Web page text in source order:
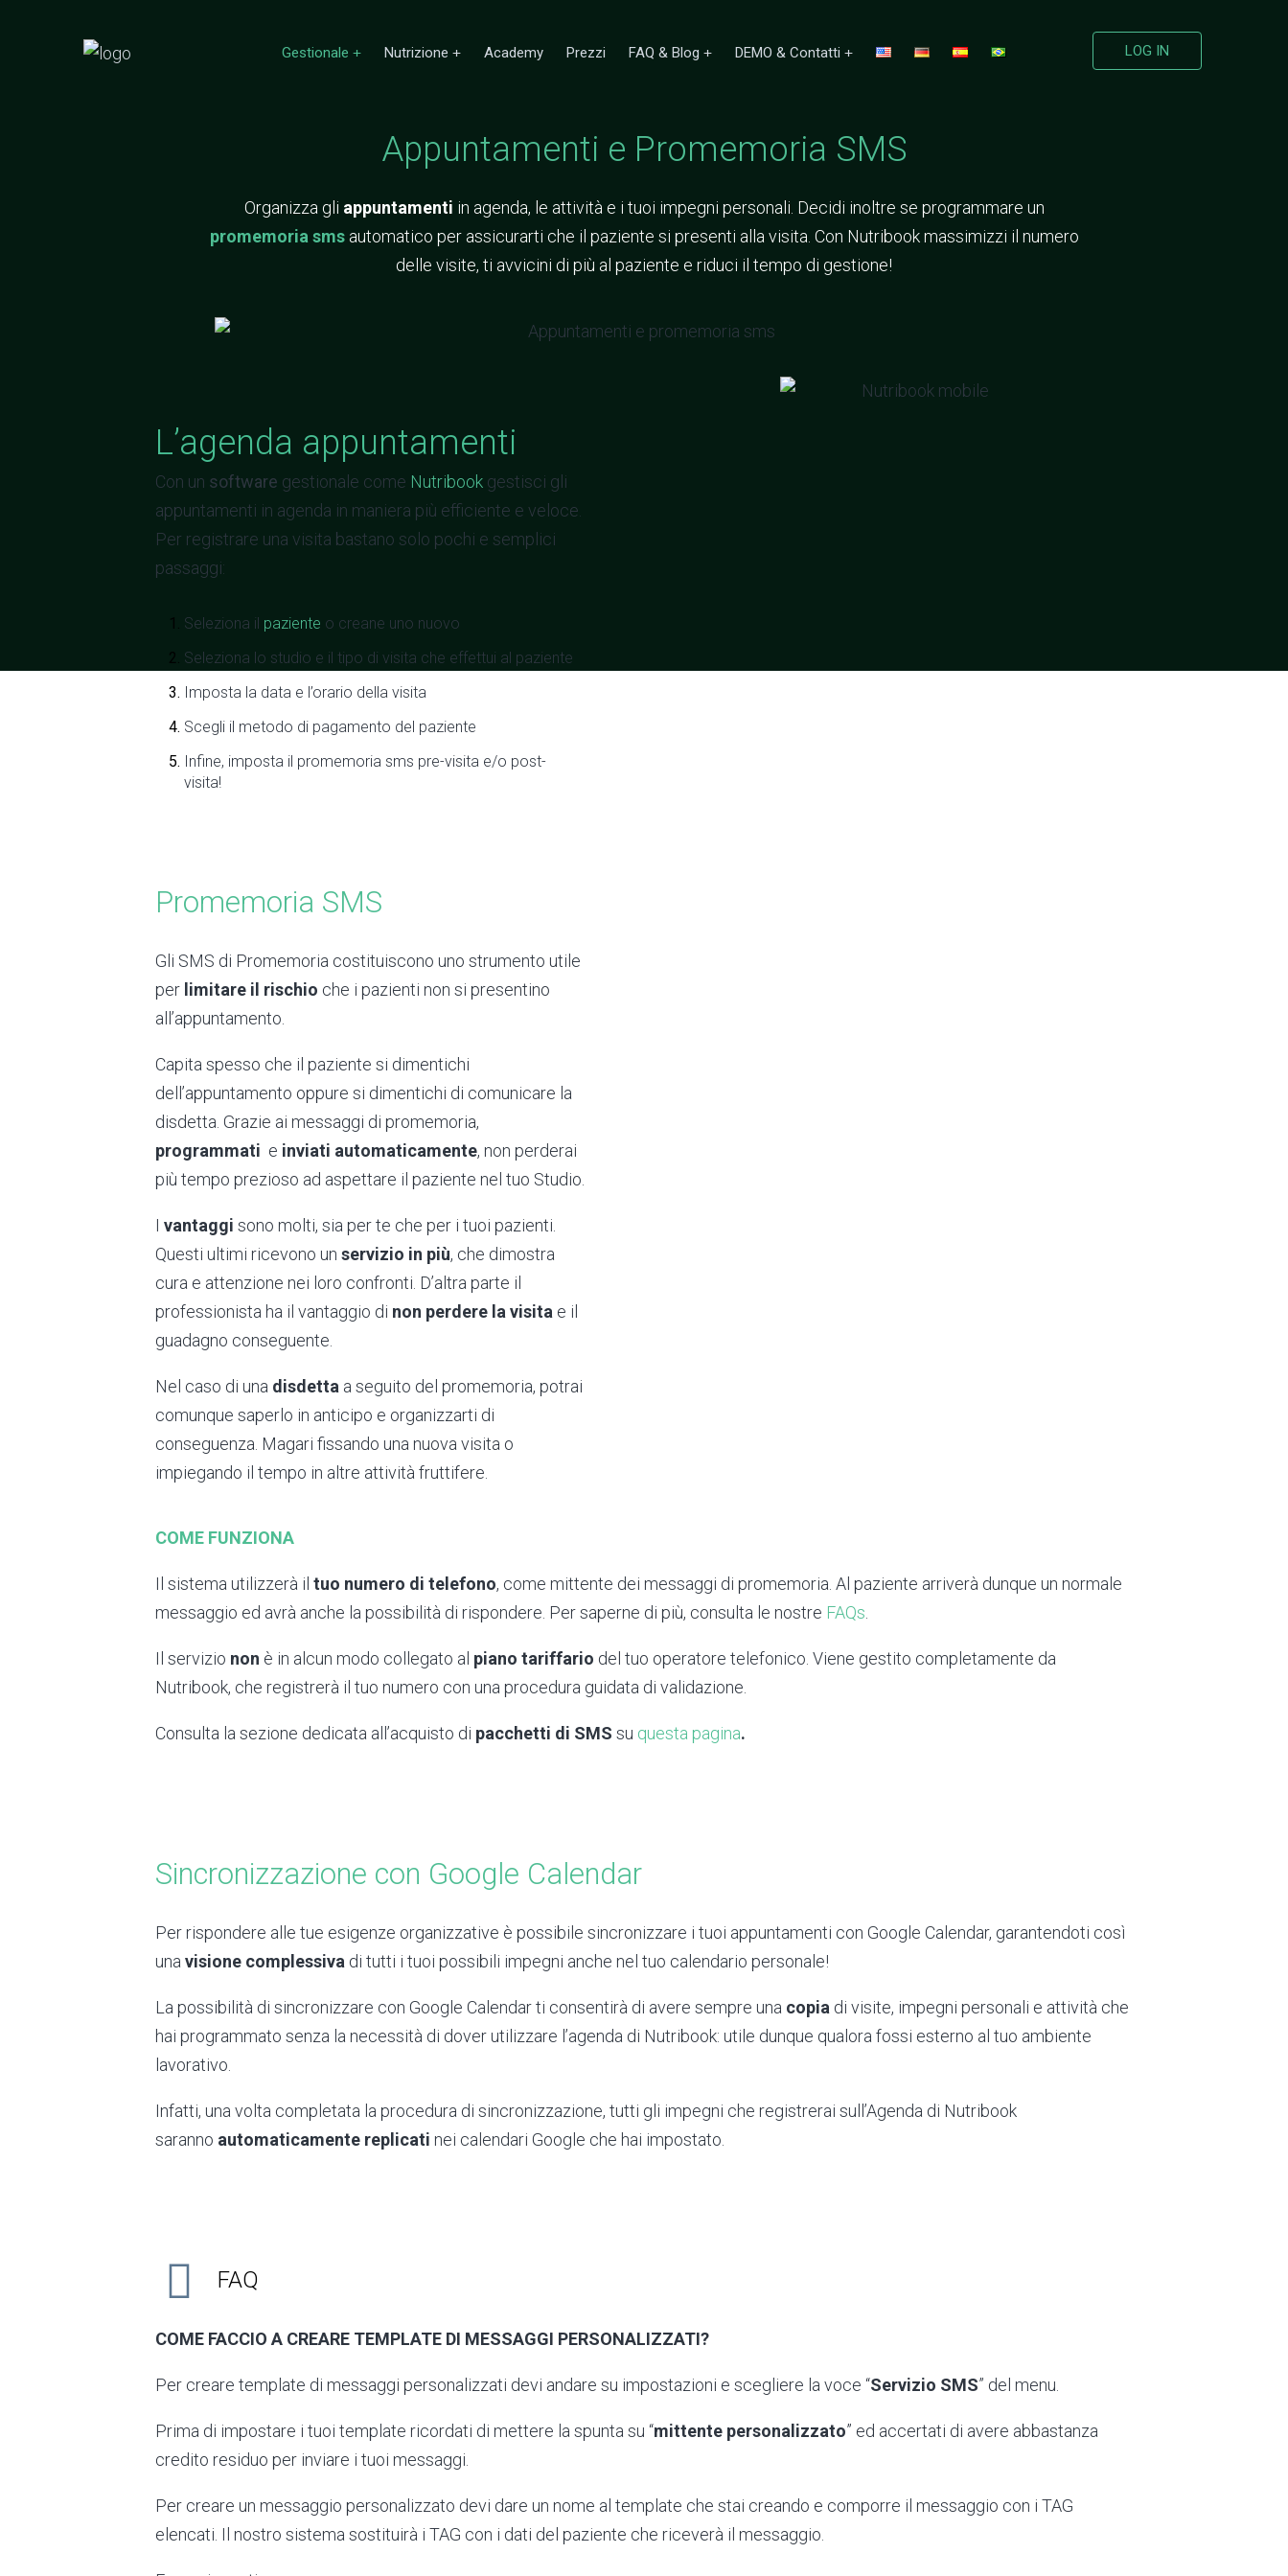
Gestionale Nutrizione Academy Prezzi FAQ & Blog DEMO & Contatti LOG IN
Appuntamenti e Promemoria SMS
Organizza gli appuntamenti in agenda, le attività e i tuoi impegni personali. Decidi inoltre se programmare un
promemoria smsautomatico per assicurarti che il paziente si presenti alla visita. Con Nutribook massimizzi il numero
delle visite, ti avvicini di più al paziente e riduci il tempo di gestione!
L’agenda appuntamenti
Con un software gestionale come Nutribook gestisci gli
appuntamenti in agenda in maniera più efficiente e veloce.
Per registrare una visita bastano solo pochi e semplici
passaggi:
Seleziona il paziente o creane uno nuovo
Seleziona lo studio e il tipo di visita che effettui al paziente
Imposta la data e l’orario della visita
Scegli il metodo di pagamento del paziente
Infine, imposta il promemoria sms pre-visita e/o post-
visita!
Promemoria SMS
Gli SMS di Promemoria costituiscono uno strumento utile
per limitare il rischio che i pazienti non si presentino
all’appuntamento.
Capita spesso che il paziente si dimentichi
dell’appuntamento oppure si dimentichi di comunicare la
disdetta. Grazie ai messaggi di promemoria,
programmati e inviati automaticamente, non perderai
più tempo prezioso ad aspettare il paziente nel tuo Studio.
I vantaggi sono molti, sia per te che per i tuoi pazienti.
Questi ultimi ricevono un servizio in più, che dimostra
cura e attenzione nei loro confronti. D’altra parte il
professionista ha il vantaggio di non perdere la visita e il
guadagno conseguente.
Nel caso di una disdetta a seguito del promemoria, potrai
comunque saperlo in anticipo e organizzarti di
conseguenza. Magari fissando una nuova visita o
impiegando il tempo in altre attività fruttifere.
COME FUNZIONA
Il sistema utilizzerà il tuo numero di telefono, come mittente dei messaggi di promemoria. Al paziente arriverà dunque un normale
messaggio ed avrà anche la possibilità di rispondere. Per saperne di più, consulta le nostre FAQs.
Il servizio non è in alcun modo collegato al piano tariffario del tuo operatore telefonico. Viene gestito completamente da
Nutribook, che registrerà il tuo numero con una procedura guidata di validazione.
Consulta la sezione dedicata all’acquisto di pacchetti di SMS su questa pagina.
Sincronizzazione con Google Calendar
Per rispondere alle tue esigenze organizzative è possibile sincronizzare i tuoi appuntamenti con Google Calendar, garantendoti così
unavisione complessiva di tutti i tuoi possibili impegni anche nel tuo calendario personale!
La possibilità di sincronizzare con Google Calendar ti consentirà di avere sempre una copia di visite, impegni personali e attività che
hai programmato senza la necessità di dover utilizzare l’agenda di Nutribook: utile dunque qualora fossi esterno al tuo ambiente
lavorativo.
Infatti, una volta completata la procedura di sincronizzazione, tutti gli impegni che registrerai sull’Agenda di Nutribook
saranno automaticamente replicati nei calendari Google che hai impostato.
FAQ
COME FACCIO A CREARE TEMPLATE DI MESSAGGI PERSONALIZZATI?
Per creare template di messaggi personalizzati devi andare su impostazioni e scegliere la voce “Servizio SMS” del menu.
Prima di impostare i tuoi template ricordati di mettere la spunta su “mittente personalizzato” ed accertati di avere abbastanza
credito residuo per inviare i tuoi messaggi.
Per creare un messaggio personalizzato devi dare un nome al template che stai creando e comporre il messaggio con i TAG
elencati. Il nostro sistema sostituirà i TAG con i dati del paziente che riceverà il messaggio.